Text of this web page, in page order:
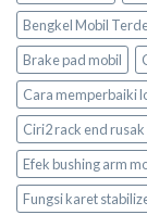
Bengkel Mobil
Brake pad mobil
Cara memperbaiki
Ciri2 rack end rusak
Efek bushing arm
Fungsi karet